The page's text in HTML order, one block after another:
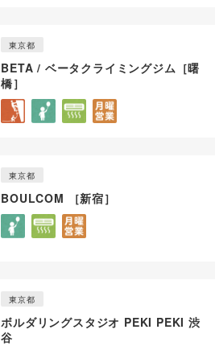
東京都
BETA / ベータクライミングジム［曙
橋］
東京都
BOULCOM ［新宿］
東京都
ボルダリングスタジオ PEKI PEKI 渋
谷